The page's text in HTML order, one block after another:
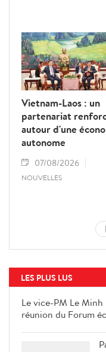
Vietnam-Laos : un
partenariat
autour d'une
autonome
07/08/2026
NOUVELLES
LES PLUS LUS